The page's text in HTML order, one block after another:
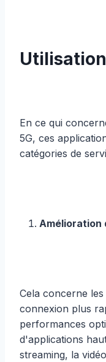
En ce qui
5G, ces
catégories de
Amélioration
Cela concerne
connexion plus
performances
d'applications
streaming, la